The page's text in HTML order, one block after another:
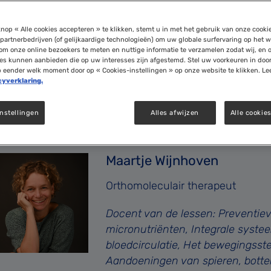
zal bestaan uit
Deze diversiteit aan docenten geeft een
bezighouden met voeding en gezondheid. Uniek
docenten. Vrijwel alle docenten hebben een
van ongekend hoog (wetenschappelijk) niveau.
Maartje Wijnhoven
Orthomoleculair therapeut
Docent van de lessen:
micronutriënten, Integrale
bloedcirculatie, Het
Aandoeningen van spieren,
« Alle cookies accepteren » te klikken, stemt u in met het gebruik van onze
(of gelijkaardige technologieën) om uw globale surfervaring op het
onze online bezoekers te meten en nuttige informatie te verzamelen zodat wij, en
kunnen aanbieden die op uw interesses zijn afgestemd. Stel uw voorkeuren in door
eender welk moment door op « Cookies-instellingen » op onze website te klikken.
Alles afwijzen Alle